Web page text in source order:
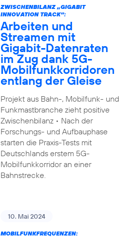
ZWISCHENBILANZ „GIGABIT
INNOVATION TRACK“:
Arbeiten und
Streamen mit
Gigabit-Datenraten
im Zug dank 5G-
Mobilfunkkorridoren
entlang der Gleise
Projekt aus Bahn-, Mobilfunk- und
Funkmastbranche zieht positive
Zwischenbilanz • Nach der
Forschungs- und Aufbauphase
starten die Praxis-Tests mit
Deutschlands erstem 5G-
Mobilfunkkorridor an einer
Bahnstrecke.
10. Mai 2024
MOBILFUNKFREQUENZEN: